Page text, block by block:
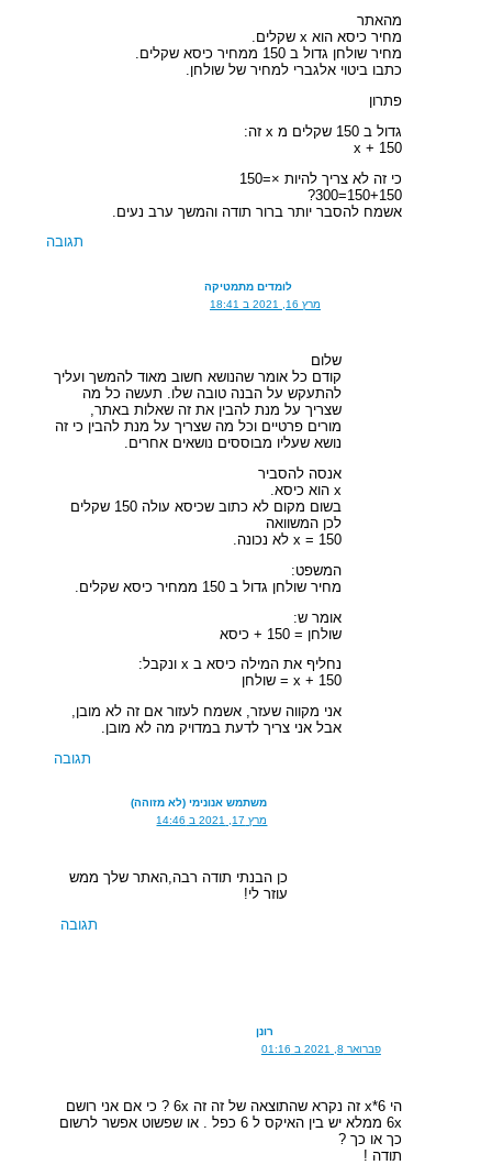
מהאתר
מחיר כיסא הוא x שקלים.
מחיר שולחן גדול ב 150 ממחיר כיסא שקלים.
כתבו ביטוי אלגברי למחיר של שולחן.
פתרון
גדול ב 150 שקלים מ x זה:
x + 150
כי זה לא צריך להיות ×=150
150+150=300?
אשמח להסבר יותר ברור תודה והמשך ערב נעים.
תגובה
לומדים מתמטיקה
מרץ 16, 2021 ב 18:41
שלום
קודם כל אומר שהנושא חשוב מאוד להמשך ועליך
להתעקש על הבנה טובה שלו. תעשה כל מה
שצריך על מנת להבין את זה שאלות באתר,
מורים פרטיים וכל מה שצריך על מנת להבין כי זה
נושא שעליו מבוססים נושאים אחרים.
אנסה להסביר
x הוא כיסא.
בשום מקום לא כתוב שכיסא עולה 150 שקלים
לכן המשוואה
x = 150 לא נכונה.
המשפט:
מחיר שולחן גדול ב 150 ממחיר כיסא שקלים.
אומר ש:
שולחן = 150 + כיסא
נחליף את המילה כיסא ב x ונקבל:
x + 150 = שולחן
אני מקווה שעזר, אשמח לעזור אם זה לא מובן,
אבל אני צריך לדעת במדויק מה לא מובן.
תגובה
משתמש אנונימי (לא מזוהה)
מרץ 17, 2021 ב 14:46
כן הבנתי תודה רבה,האתר שלך ממש
עוזר לי!
תגובה
רונן
פברואר 8, 2021 ב 01:16
הי 6*x זה נקרא שהתוצאה של זה זה 6x ? כי אם אני רושם
6x ממלא יש בין האיקס ל 6 כפל . או שפשוט אפשר לרשום
כך או כך ?
תודה !